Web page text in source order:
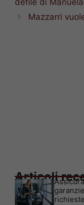
Mazzarri
Articoli